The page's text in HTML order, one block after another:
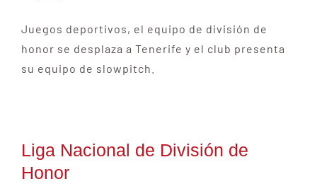
Juegos deportivos, el equipo de división de
honor se desplaza a Tenerife y el club presenta
su equipo de slowpitch.
Liga Nacional de División de
Honor